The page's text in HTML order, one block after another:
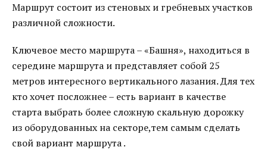
Маршрут состоит из стеновых и гребневых участков
различной сложности.
Ключевое место маршрута – «Башня», находиться в
середине маршрута и представляет собой 25
метров интересного вертикального лазания. Для тех
кто хочет посложнее – есть вариант в качестве
старта выбрать более сложную скальную дорожку
из оборудованных на секторе,тем самым сделать
свой вариант маршрута .